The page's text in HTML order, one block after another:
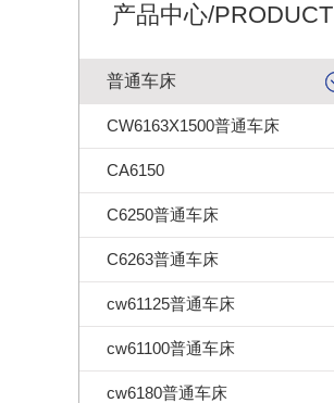
产品中心/PRODUCT
普通车床
CW6163X1500普通车床
CA6150
C6250普通车床
C6263普通车床
cw61125普通车床
cw61100普通车床
cw6180普通车床